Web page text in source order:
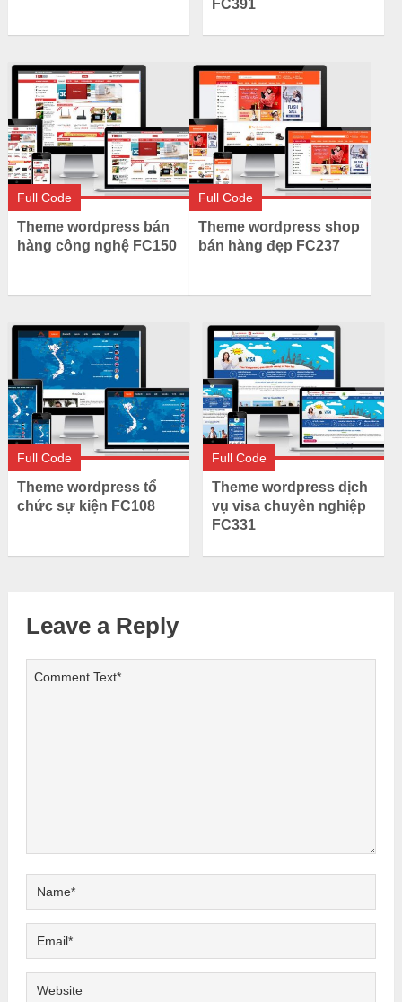
FC391
Full Code
Theme wordpress bán
hàng công nghệ FC150
Full Code
Theme wordpress shop
bán hàng đẹp FC237
Full Code
Theme wordpress tổ
chức sự kiện FC108
Full Code
Theme wordpress dịch
vụ visa chuyên nghiệp
FC331
Leave a Reply